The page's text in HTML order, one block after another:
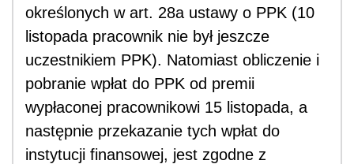
określonych w art. 28a ustawy o PPK (10
listopada pracownik nie był jeszcze
uczestnikiem PPK). Natomiast obliczenie i
pobranie wpłat do PPK od premii
wypłaconej pracownikowi 15 listopada, a
następnie przekazanie tych wpłat do
instytucji finansowej, jest zgodne z